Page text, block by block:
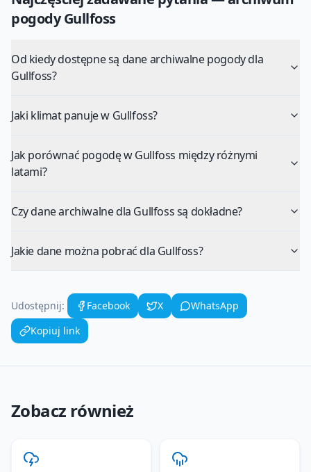
pogodyGullfoss
Od kiedy dostępne są dane archiwalne pogody dla
Gullfoss?
Jaki klimat panuje w Gullfoss?
Jak porównać pogodę w Gullfoss między różnymi
latami?
Czy dane archiwalne dla Gullfoss są dokładne?
Jakie dane można pobrać dla Gullfoss?
Udostępnij: Facebook X
WhatsApp
Kopiuj link
Zobacz również